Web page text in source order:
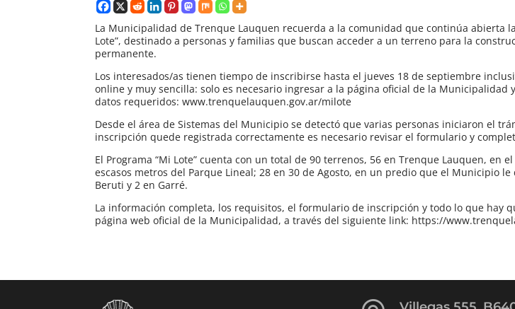
La Municipalidad de Trenque Lauquen recuerda a la comunidad que continúa abierta
Lote”, destinado a personas y familias que buscan acceder a un terreno para la
permanente.
Los interesados/as tienen tiempo de inscribirse hasta el jueves 18 de septiembre
online y muy sencilla: solo es necesario ingresar a la página oficial de la Municipalidad
datos requeridos: www.trenquelauquen.gov.ar/milote
Desde el área de Sistemas del Municipio se detectó que varias personas iniciaron el
inscripción quede registrada correctamente es necesario revisar el formulario y
El Programa “Mi Lote” cuenta con un total de 90 terrenos, 56 en Trenque Lauquen, en
escasos metros del Parque Lineal; 28 en 30 de Agosto, en un predio que el Municipio le
Beruti y 2 en Garré.
La información completa, los requisitos, el formulario de inscripción y todo lo que hay
página web oficial de la Municipalidad, a través del siguiente link: https://